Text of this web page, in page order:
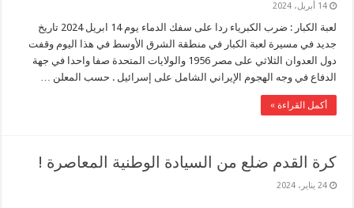
14 أبريل، 2024
لعبة الكبار : ضرب الكبرياء ردا على سفك الدماء يوم 14 ابريل 2024 تاريخ
جديد في مسيرة لعبة الكبار في منطقة الشرق الأوسط في هذا اليوم وقفت
دول العدوان الثلاثي على مصر 1956 والولايات المتحدة صفا واحدا في جهة
الدفاع في وجه الهجوم الإيراني الشامل على إسرائيل . حسب المعلن …
أكمل القراءة »
كرة القدم ضلع من السيادة الوطنية المعاصرة !
24 يناير، 2024